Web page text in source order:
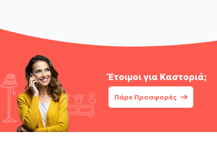
Έτοιμοι για Καστοριά;
Πάρε Προσφορές